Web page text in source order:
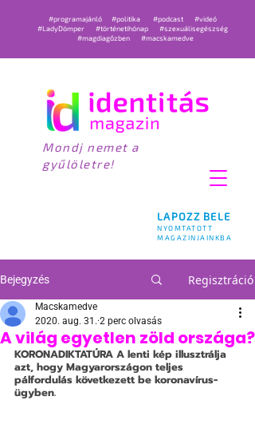
LAPOZZ BELE
NYOMTATOTT
MAGAZINJAINKBA
#programajánló #politika #podcast
#videó
#LadyDömper
#történetihónap
#szexuálisegészség
#magdiagőzben
#macskamedve
Mondj nemet a
gyűlöletre!
Bejegyzés Regisztráció
A világ egyetlen zöld országa?
Macskamedve
2020. aug. 31. 2 perc olvasás
KORONADIKTATÚRA A lenti kép illusztrálja
azt, hogy Magyarországon teljes
pálfordulás következett be koronavírus-
ügyben.